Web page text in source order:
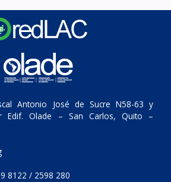
Antonio José de Sucre N58-63 y
Edif. Olade – San Carlos, Quito –
8122 / 2598 280